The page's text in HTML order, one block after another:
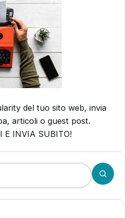
del tuo sito web, invia
articoli o guest post.
E INVIA SUBITO!